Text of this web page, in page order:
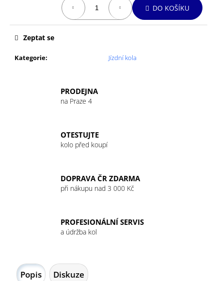
DO KOŠÍKU
Kategorie: Jízdní kola
Zeptat se
PRODEJNA
na Praze 4
OTESTUJTE
kolo před koupí
DOPRAVA ČR ZDARMA
při nákupu nad 3 000 Kč
PROFESIONÁLNÍ SERVIS
a údržba kol
Popis Diskuze